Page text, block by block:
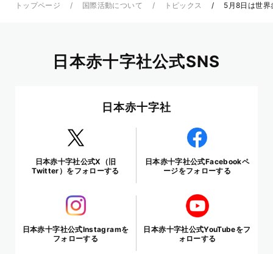
トップページ 国際活動について トピックス 5月8日は世界
日本赤十字社公式SNS
日本赤十字社
日本赤十字社公式X（旧
Twitter）をフォローする
日本赤十字社公式Facebookペ
ージをフォローする
日本赤十字社公式Instagramを
フォローする
日本赤十字社公式YouTubeをフ
ォローする